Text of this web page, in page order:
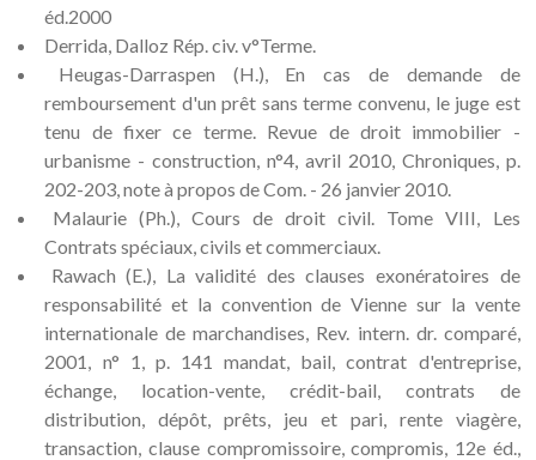
éd.2000
Derrida, Dalloz Rép. civ. v°Terme.
Heugas-Darraspen (H.), En cas de demande de
remboursement d'un prêt sans terme convenu, le juge est
tenu de fixer ce terme. Revue de droit immobilier -
urbanisme - construction, n°4, avril 2010, Chroniques, p.
202-203, note à propos de Com. - 26 janvier 2010.
Malaurie (Ph.), Cours de droit civil. Tome VIII, Les
Contrats spéciaux, civils et commerciaux.
Rawach (E.), La validité des clauses exonératoires de
responsabilité et la convention de Vienne sur la vente
internationale de marchandises, Rev. intern. dr. comparé,
2001, n° 1, p. 141 mandat, bail, contrat d'entreprise,
échange, location-vente, crédit-bail, contrats de
distribution, dépôt, prêts, jeu et pari, rente viagère,
transaction, clause compromissoire, compromis, 12e éd.,